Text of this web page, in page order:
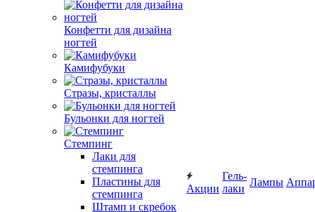
Конфетти для дизайна
ногтей
Камифубуки
Стразы, кристаллы
Бульонки для ногтей
Стемпинг
Лаки для
стемпинга
Пластины для
стемпинга
Штамп и скребок
Акции
Гель-
лаки
Лампы